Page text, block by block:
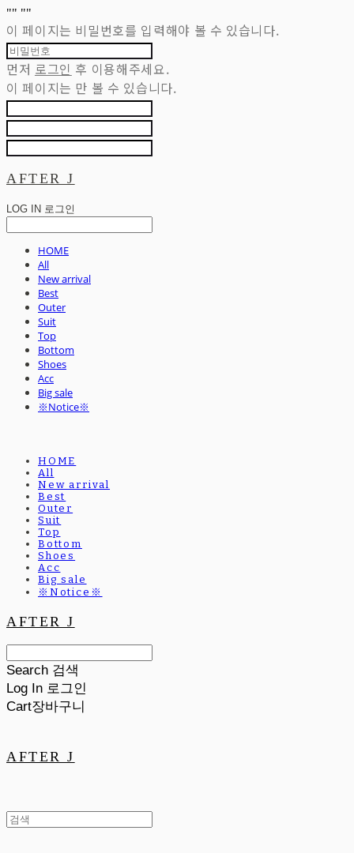
"" ""
이 페이지는 비밀번호를 입력해야 볼 수 있습니다.
먼저 로그인 후 이용해주세요.
이 페이지는 만 볼 수 있습니다.
AFTER J
LOG IN 로그인
HOME
All
New arrival
Best
Outer
Suit
Top
Bottom
Shoes
Acc
Big sale
※Notice※
HOME
All
New arrival
Best
Outer
Suit
Top
Bottom
Shoes
Acc
Big sale
※Notice※
AFTER J
Search 검색
Log In 로그인
Cart장바구니
AFTER J